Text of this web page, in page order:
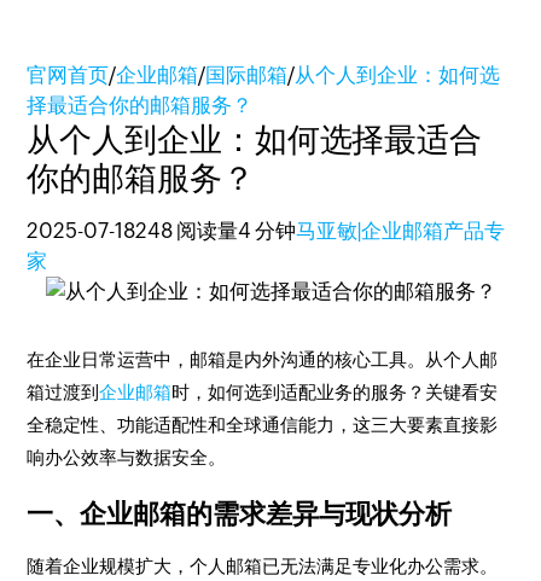
官网首页/企业邮箱/国际邮箱/从个人到企业：如何选
择最适合你的邮箱服务？
从个人到企业：如何选择最适合
你的邮箱服务？
2025-07-18248 阅读量4 分钟马亚敏|企业邮箱产品专
家
在企业日常运营中，邮箱是内外沟通的核心工具。从个人邮
箱过渡到企业邮箱时，如何选到适配业务的服务？关键看安
全稳定性、功能适配性和全球通信能力 ，这三大要素直接影
响办公效率与数据安全。
一、企业邮箱的需求差异与现状分析
随着企业规模扩大，个人邮箱已无法满足专业化办公需求。